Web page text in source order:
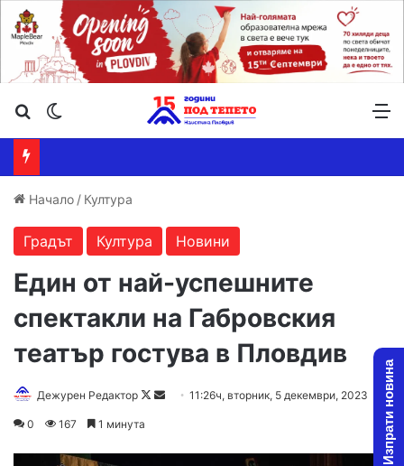
Търсене ...
Начало / Култура
Градът Култура Новини
Един от най-успешните
спектакли на Габровския
театър гостува в Пловдив
Дежурен Редактор
Follow
Send11:26ч, вторник, 5 декември, 2023
0 167 1 минута Изпрати новина